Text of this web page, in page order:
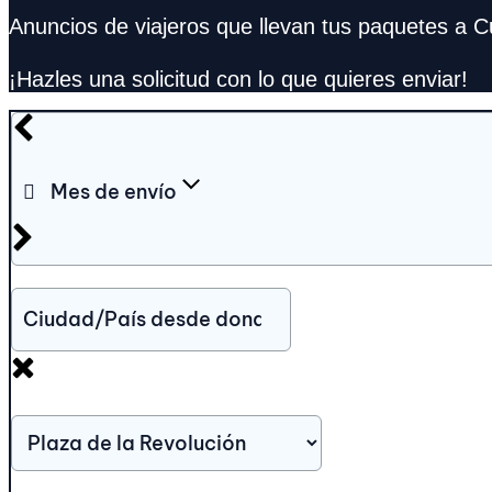
Anuncios de viajeros que llevan tus paquetes a
¡Hazles una solicitud con lo que quieres enviar!
Mes de envío